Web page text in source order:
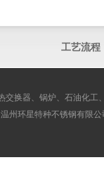
工艺流程
换器、锅炉、石油化
州环星特种不锈钢有限